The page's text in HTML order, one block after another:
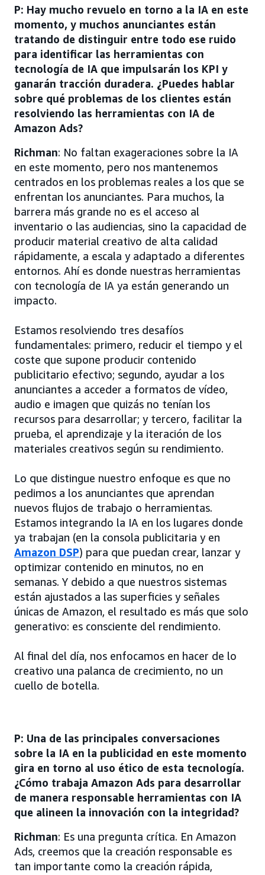
P: Hay mucho revuelo en torno a la IA en este
momento, y muchos anunciantes están
tratando de distinguir entre todo ese ruido
para identificar las herramientas con
tecnología de IA que impulsarán los KPI y
ganarán tracción duradera. ¿Puedes hablar
sobre qué problemas de los clientes están
resolviendo las herramientas con IA de
Amazon Ads?
Richman: No faltan exageraciones sobre la IA
en este momento, pero nos mantenemos
centrados en los problemas reales a los que se
enfrentan los anunciantes. Para muchos, la
barrera más grande no es el acceso al
inventario o las audiencias, sino la capacidad de
producir material creativo de alta calidad
rápidamente, a escala y adaptado a diferentes
entornos. Ahí es donde nuestras herramientas
con tecnología de IA ya están generando un
impacto.
Estamos resolviendo tres desafíos
fundamentales: primero, reducir el tiempo y el
coste que supone producir contenido
publicitario efectivo; segundo, ayudar a los
anunciantes a acceder a formatos de vídeo,
audio e imagen que quizás no tenían los
recursos para desarrollar; y tercero, facilitar la
prueba, el aprendizaje y la iteración de los
materiales creativos según su rendimiento.
Lo que distingue nuestro enfoque es que no
pedimos a los anunciantes que aprendan
nuevos flujos de trabajo o herramientas.
Estamos integrando la IA en los lugares donde
ya trabajan (en la consola publicitaria y en
Amazon DSP) para que puedan crear, lanzar y
optimizar contenido en minutos, no en
semanas. Y debido a que nuestros sistemas
están ajustados a las superficies y señales
únicas de Amazon, el resultado es más que solo
generativo: es consciente del rendimiento.
Al final del día, nos enfocamos en hacer de lo
creativo una palanca de crecimiento, no un
cuello de botella.
P: Una de las principales conversaciones
sobre la IA en la publicidad en este momento
gira en torno al uso ético de esta tecnología.
¿Cómo trabaja Amazon Ads para desarrollar
de manera responsable herramientas con IA
que alineen la innovación con la integridad?
Richman: Es una pregunta crítica. En Amazon
Ads, creemos que la creación responsable es
tan importante como la creación rápida,